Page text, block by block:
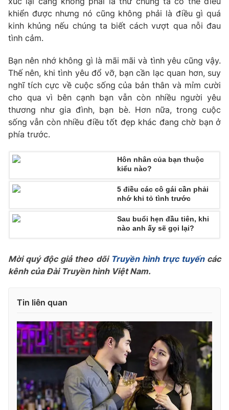
Khán giả
Giải sao mai
Âm nhạc
Sao
Du lịch
Làm đẹp
Giáo dục
Tuyển sinh
Học trực tuyến
Hitech Công nghệ tương lai
Sản phẩm
Thị trường
Tư vấn
Giao lưu trực tuyến
Lịch phát sóng
Podcast
Infographic
Shorts video
VTV Money VTV Thể thao
VTV4 Vươn mình bằng AI
VTV9 VTV8
Liên hệ tòa soạn English
khiển được nhưng nó cũng không phải là điều gì quá
kinh khủng nếu chúng ta biết cách vượt qua nỗi đau
tình cảm.
Bạn nên nhớ không gì là mãi mãi và tình yêu cũng vậy.
Thế nên, khi tình yêu đổ vỡ, bạn cần lạc quan hơn, suy
nghĩ tích cực về cuộc sống của bản thân và mỉm cười
cho qua vì bên cạnh bạn vẫn còn nhiều người yêu
thương như gia đình, bạn bè. Hơn nữa, trong cuộc
sống vẫn còn nhiều điều tốt đẹp khác đang chờ bạn ở
phía trước.
Hôn nhân của bạn thuộc
kiểu nào?
5 điều các cô gái cần phải
nhớ khi tỏ tình trước
Sau buổi hẹn đầu tiên, khi
nào anh ấy sẽ gọi lại?
Mời quý độc giả theo dõi Truyền hình trực tuyếncác
kênh của Đài Truyền hình Việt Nam.
Tin liên quan